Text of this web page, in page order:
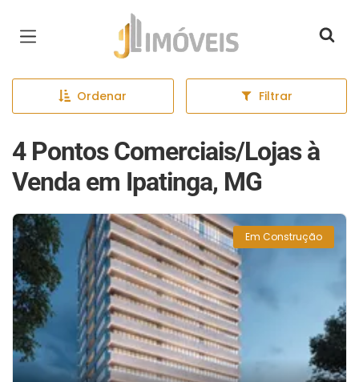
Página inicial
Ordenar Filtrar
4 Pontos Comerciais/Lojas à
Venda em Ipatinga, MG
Em Construção